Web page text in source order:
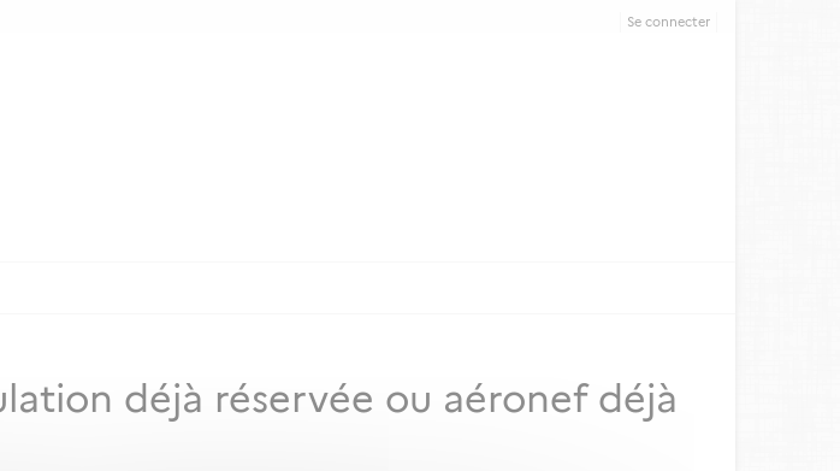
Se connecter
déjà réservée ou aéronef déjà